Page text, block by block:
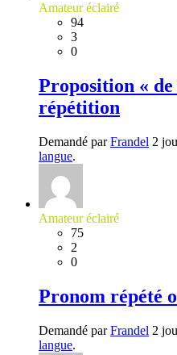
Amateur éclairé
94
3
0
Proposition «
répétition
Demandé parFrandel 2
langue.
Amateur éclairé
75
2
0
Pronom répété
Demandé parFrandel 2
langue.